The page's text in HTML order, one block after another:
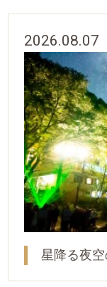
2026.08.07
星降る夜空